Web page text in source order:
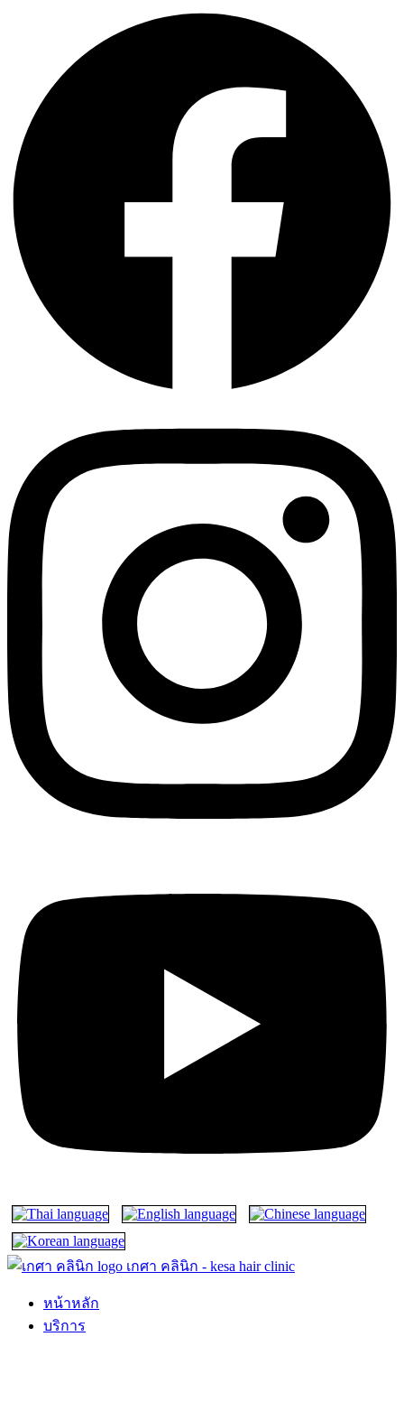
เกศา คลินิก – kesa hair clinic
kesa hair ปลูกผม ปลูกคิ้ว รักษาผมร่วง ผมบาง
หน้าหลัก
บริการ